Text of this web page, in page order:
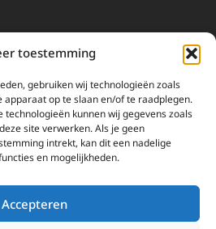
toestemming
gebruiken wij technologieën zoals
op te slaan en/of te raadplegen.
kunnen wij gegevens zoals
site verwerken. Als je geen
intrekt, kan dit een nadelige
en mogelijkheden.
Accepteren door uw donaties.
advertentie-inkomsten of